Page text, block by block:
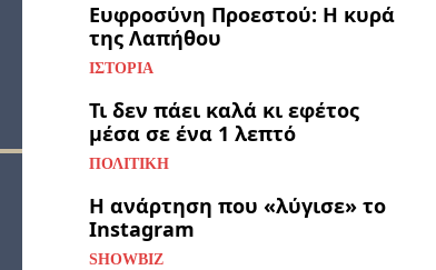
Ευφροσύνη Προεστού: Η κυρά
της Λαπήθου
ΙΣΤΟΡΊΑ
Τι δεν πάει καλά κι εφέτος
μέσα σε ένα 1 λεπτό
ΠΟΛΙΤΙΚΉ
Η ανάρτηση που «λύγισε» το
Instagram
SHOWBIZ